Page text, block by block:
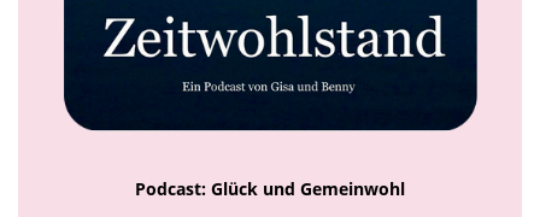
Podcast: Glück und Gemeinwohl